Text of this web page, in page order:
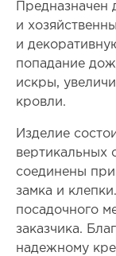
и
и
попадание
искры,
кровли.
Изделие
вертикальных
соединены
замка и
посадочного
заказчика.
надежному